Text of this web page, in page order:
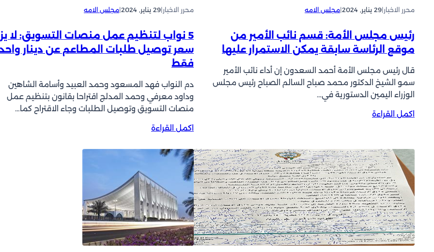
ش
ه
ر
م
ر
ف
غ
ء
ا
ل
م
ع
ي
ش
ة
و
و
ر
ا
د
»
م
أ
ا
ب
ع
د
م
ت
محرر الاخبار|29 يناير, 2024 |مجلس الامه
رئيس مجلس الأمة: قسم نائب الأمير من
موقع الرئاسة سابقة يمكن الاستمرار عليها
قال رئيس مجلس الأمة أحمد السعدون إن أداء نائب الأمير
سمو الشيخ الدكتور محمد صباح السالم الصباح رئيس مجلس
الوزراء اليمين الدستورية في…
اكمل القراءة
:
س
م
ج
ل
س
ا
ل
أ
م
محرر الاخبار|29 يناير, 2024 |مجلس الامه
5 نواب لتنظيم عمل منصات التسويق: لا
سعر توصيل طلبات المطاعم عن دينار
فقط
دم النواب فهد المسعود وحمد العبيد وأسامة الشاهين
وداود معرفي وحمد المدلج اقتراحا بقانون بتنظيم عمل
منصات التسويق وتوصيل الطلبات وجاء الاقتراح كما…
اكمل القراءة
:
ن
ب
ل
ت
ن
ظ
ي